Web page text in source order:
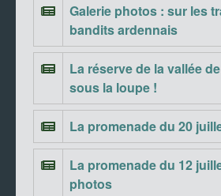
Galerie photos : sur les
bandits ardennais
La réserve de la vallée
sous la loupe !
La promenade du 20
La promenade du 12
photos